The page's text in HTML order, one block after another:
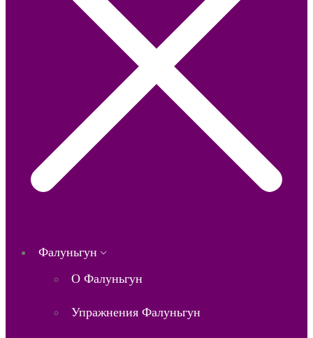
Фалуньгун
О Фалуньгун
Упражнения Фалуньгун